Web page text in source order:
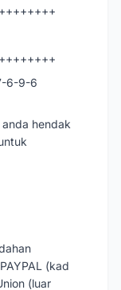
6-9-6
hendak
(kad
(luar